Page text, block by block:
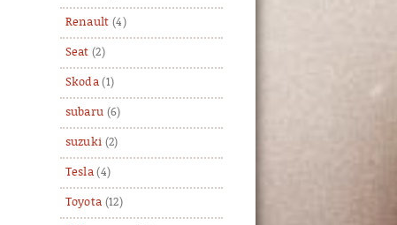
Renault (4)
Seat (2)
Skoda (1)
subaru (6)
suzuki (2)
Tesla (4)
Toyota (12)